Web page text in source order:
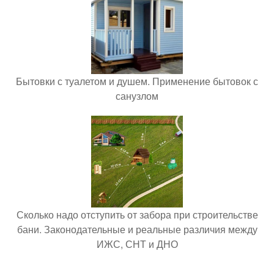
Бытовки с туалетом и душем. Применение бытовок с
санузлом
Сколько надо отступить от забора при строительстве
бани. Законодательные и реальные различия между
ИЖС, СНТ и ДНО